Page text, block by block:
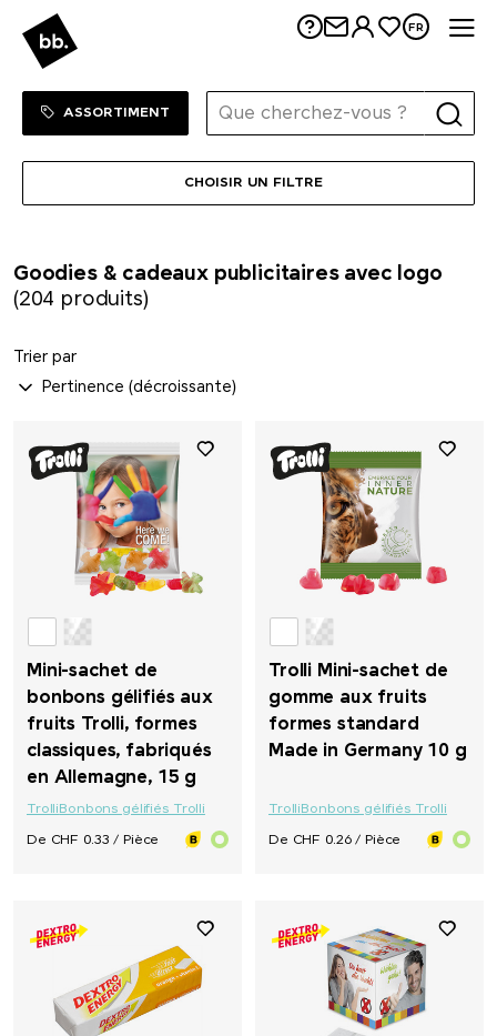
FR
SHOP
ASSORTIMENT
Goodies & cadeaux publicitaires avec logo
(204 produits)
CHOISIR UN FILTRE
Trier par
Mini-sachet de
bonbons gélifiés aux
fruits Trolli, formes
classiques, fabriqués
en Allemagne, 15 g
TrolliBonbons gélifiés Trolli
De CHF 0.33 / Pièce
Trolli Mini-sachet de
gomme aux fruits
formes standard
Made in Germany 10 g
TrolliBonbons gélifiés Trolli
De CHF 0.26 / Pièce